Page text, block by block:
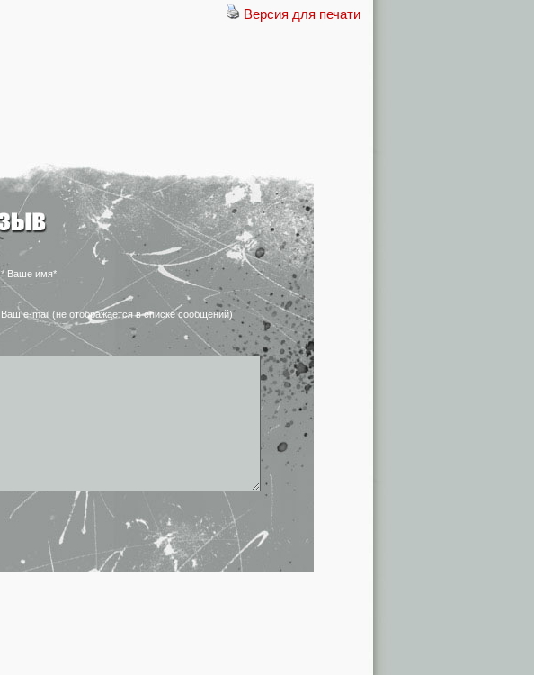
Версия для печати
* Ваше имя*
Ваш e-mail (не отображается в списке сообщений)